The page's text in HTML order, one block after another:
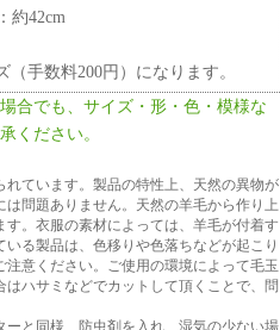
42cm
手数料200円）になります。
合でも、サイズ・形・色・模様な
ください。
ています。製品の特性上、天然の異物が
問題ありません。天然の羊毛から作り上
。衣服の素材によっては、羊毛が付着す
る製品は、色移りや色落ちなどが起こり
意ください。ご使用の環境によって毛玉
ハサミなどでカットして頂くことで、問
と同様、防虫剤を入れ、湿気の少ない場